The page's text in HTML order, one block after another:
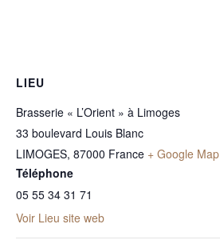
LIEU
Brasserie « L’Orient » à Limoges
33 boulevard Louis Blanc
LIMOGES, 87000 France + Google Map
Téléphone
05 55 34 31 71
Voir Lieu site web